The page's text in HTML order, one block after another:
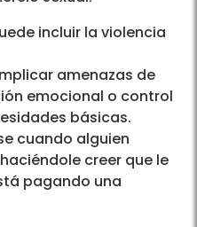
incluir la violencia
amenazas de
emocional o control
básicas.
cuando alguien
creer que le
pagando una